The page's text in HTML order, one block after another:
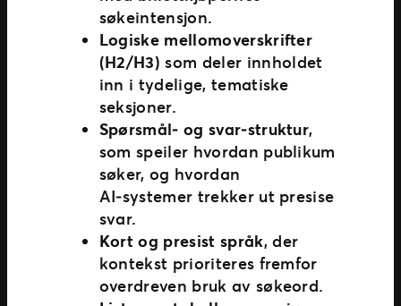
søkeintensjon.
Logiske mellomoverskrifter
(H2/H3) som deler innholdet
inn i tydelige, tematiske
seksjoner.
Spørsmål‑ og svar‑struktur,
som speiler hvordan publikum
søker, og hvordan
AI‑systemer trekker ut presise
svar.
Kort og presist språk, der
kontekst prioriteres fremfor
overdreven bruk av søkeord.